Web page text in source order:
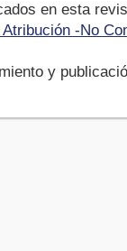
en esta
-No
y